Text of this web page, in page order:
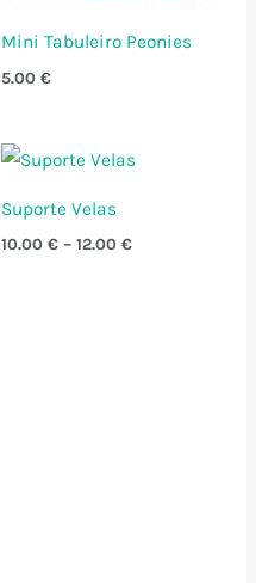
Mini Tabuleiro Peonies
5.00 €
Suporte Velas
10.00 € – 12.00 €
Price
range:
12.00 €